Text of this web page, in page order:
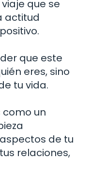
que se
actitud
que este
eres, sino
tu vida.
como un
de tu
relaciones,